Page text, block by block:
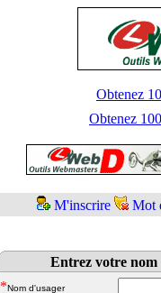
Obtenez
Obtenez
M'inscrire Mot
Entrez votre nom
*Nom d'usager